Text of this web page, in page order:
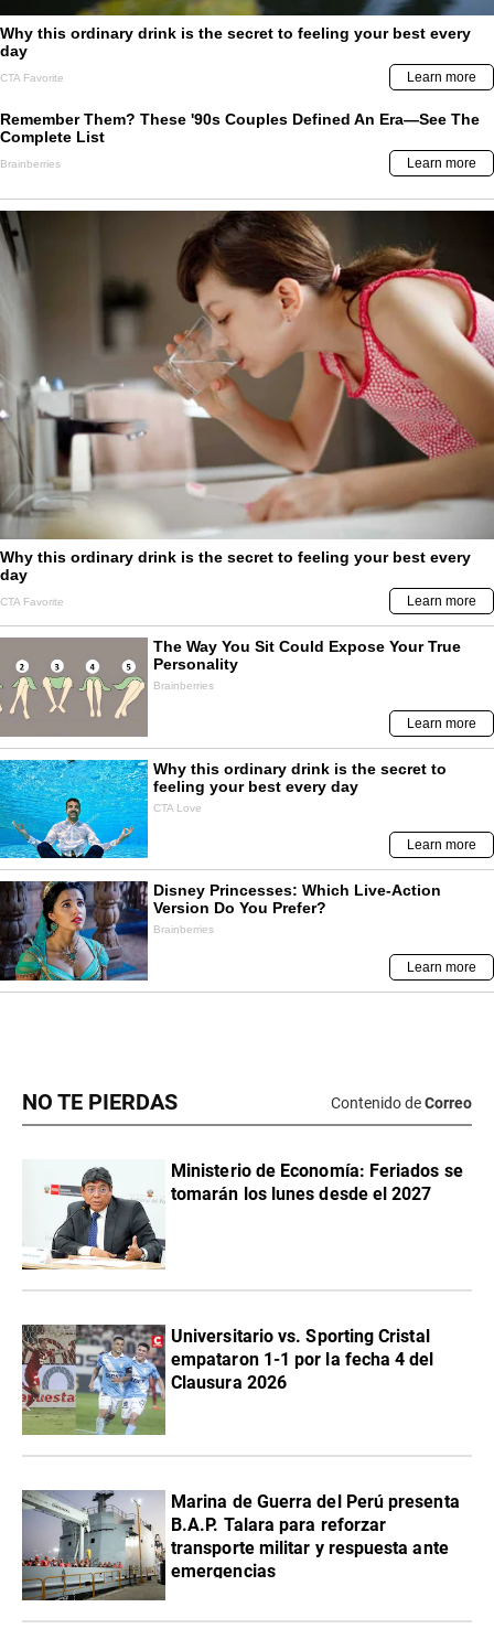
NO TE PIERDAS Contenido deCorreo
Ministerio de Economía: Feriados se
tomarán los lunes desde el 2027
Universitario vs. Sporting Cristal
empataron 1-1 por la fecha 4 del
Clausura 2026
Marina de Guerra del Perú presenta
B.A.P. Talara para reforzar
transporte militar y respuesta ante
emergencias